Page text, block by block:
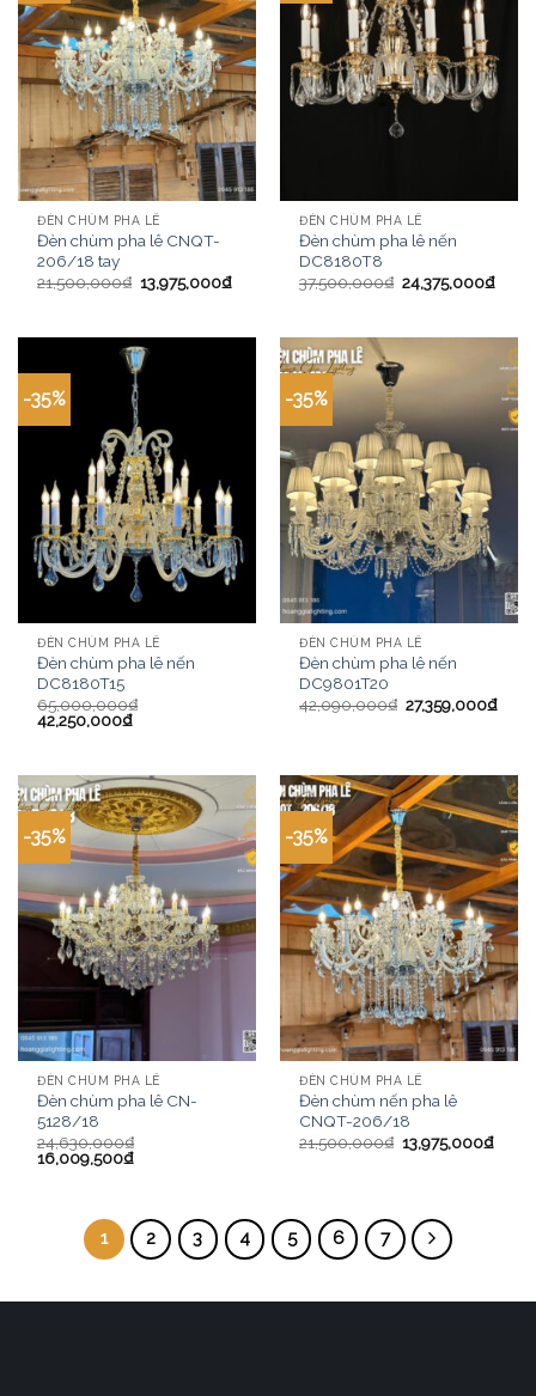
ĐÈN CHÙM PHA LÊ
Đèn chùm pha lê CNQT-
206/18 tay
21,500,000₫ 13,975,000₫
ĐÈN CHÙM PHA LÊ
Đèn chùm pha lê nến
DC8180T8
37,500,000₫ 24,375,000₫
-35%
ĐÈN CHÙM PHA LÊ
Đèn chùm pha lê nến
DC8180T15
65,000,000₫
42,250,000₫
-35%
ĐÈN CHÙM PHA LÊ
Đèn chùm pha lê nến
DC9801T20
42,090,000₫ 27,359,000₫
-35%
ĐÈN CHÙM PHA LÊ
Đèn chùm pha lê CN-
5128/18
24,630,000₫
16,009,500₫
-35%
ĐÈN CHÙM PHA LÊ
Đèn chùm nến pha lê
CNQT-206/18
21,500,000₫ 13,975,000₫
1 2 3 4 5 6 7